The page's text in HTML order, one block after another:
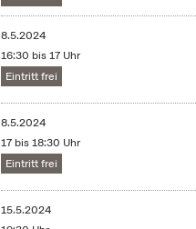
8.5.2024
16:30 bis 17 Uhr
Eintritt frei
8.5.2024
17 bis 18:30 Uhr
Eintritt frei
15.5.2024